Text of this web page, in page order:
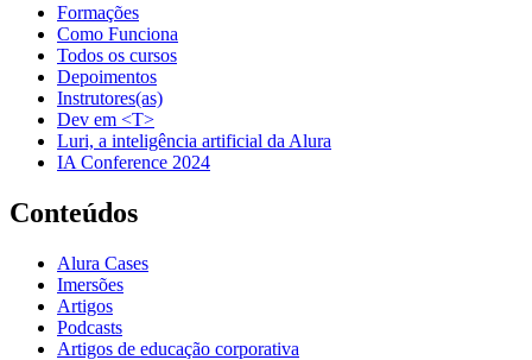
Formações
Como Funciona
Todos os cursos
Depoimentos
Instrutores(as)
Dev em <T>
Luri, a inteligência artificial da Alura
IA Conference 2024
Conteúdos
Alura Cases
Imersões
Artigos
Podcasts
Artigos de educação corporativa